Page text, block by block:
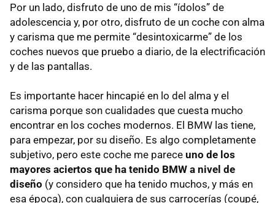
Por un lado, disfruto de uno de mis “ídolos” de
adolescencia y, por otro, disfruto de un coche con alma
y carisma que me permite “desintoxicarme” de los
coches nuevos que pruebo a diario, de la electrificación
y de las pantallas.
Es importante hacer hincapié en lo del alma y el
carisma porque son cualidades que cuesta mucho
encontrar en los coches modernos. El BMW las tiene,
para empezar, por su diseño. Es algo completamente
subjetivo, pero este coche me parece uno de los
mayores aciertos que ha tenido BMW a nivel de
diseño (y considero que ha tenido muchos, y más en
esa época), con cualquiera de sus carrocerías (coupé,